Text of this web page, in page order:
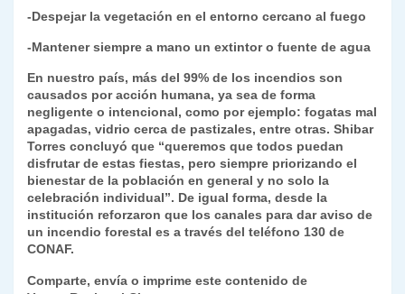
-Despejar la vegetación en el entorno cercano al fuego
-Mantener siempre a mano un extintor o fuente de agua
En nuestro país, más del 99% de los incendios son
causados por acción humana, ya sea de forma
negligente o intencional, como por ejemplo: fogatas mal
apagadas, vidrio cerca de pastizales, entre otras. Shibar
Torres concluyó que “queremos que todos puedan
disfrutar de estas fiestas, pero siempre priorizando el
bienestar de la población en general y no solo la
celebración individual”. De igual forma, desde la
institución reforzaron que los canales para dar aviso de
un incendio forestal es a través del teléfono 130 de
CONAF.
Comparte, envía o imprime este contenido de